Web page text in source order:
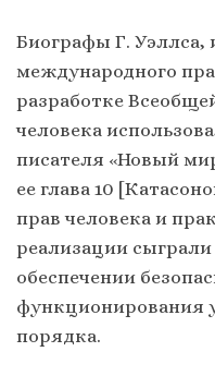
Биографы Г. Уэллса,
международного
разработке
человека
писателя «Новый
ее глава 10
прав человека и
реализации
обеспечении
функционирования
порядка.